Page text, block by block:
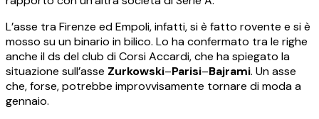
L’asse tra Firenze ed Empoli, infatti, si è fatto rovente e si è
mosso su un binario in bilico. Lo ha confermato tra le righe
anche il ds del club di Corsi Accardi, che ha spiegato la
situazione sull’asse Zurkowski–Parisi–Bajrami. Un asse
che, forse, potrebbe improvvisamente tornare di moda a
gennaio.